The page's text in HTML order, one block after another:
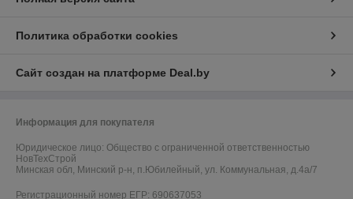
Политика обработки cookies
Сайт создан на платформе Deal.by
Информация для покупателя
Юридическое лицо: Общество с ограниченной ответственностью
НовТехСтрой
Минская обл, Минский р-н, п.Юбилейный, ул. Коммунальная, д.4а/7
Регистрационный номер ЕГР: 690637053